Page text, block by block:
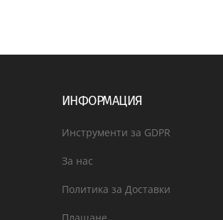
ИНФОРМАЦИЯ
Инструменти за GDPR
За нас
Политика за Доставки